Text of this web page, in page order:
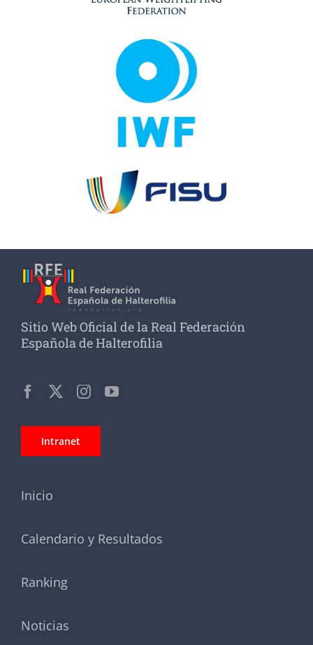
Sitio Web Oficial de la Real Federación
Española de Halterofilia
Intranet
Inicio
Calendario y Resultados
Ranking
Noticias